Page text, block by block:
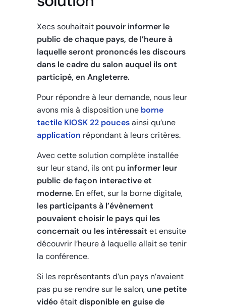
Xecs souhaitait pouvoir informer le
public de chaque pays, de l’heure à
laquelle seront prononcés les discours
dans le cadre du salon auquel ils ont
participé, en Angleterre.
Pour répondre à leur demande, nous leur
avons mis à disposition une borne
tactile KIOSK 22 poucesainsi qu’une
application répondant à leurs critères.
Avec cette solution complète installée
sur leur stand, ils ont pu informer leur
public de façon interactive et
moderne. En effet, sur la borne digitale,
les participants à l’évènement
pouvaient choisir le pays qui les
concernait ou les intéressait et ensuite
découvrir l’heure à laquelle allait se tenir
la conférence.
Si les représentants d’un pays n’avaient
pas pu se rendre sur le salon, une petite
vidéo étaitdisponible en guise de